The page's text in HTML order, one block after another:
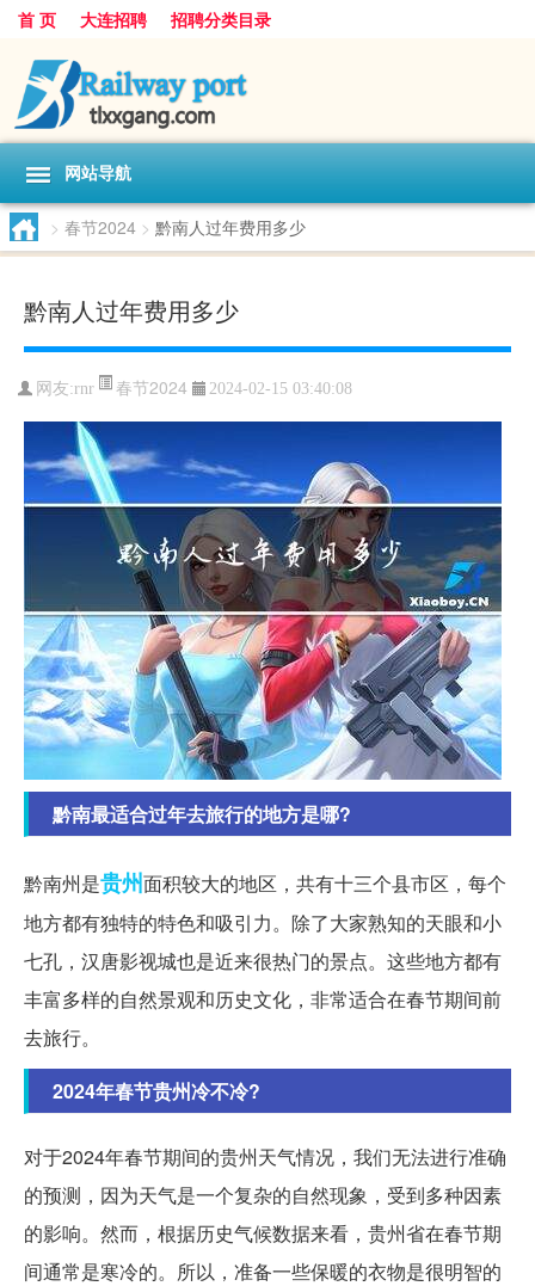
首 页 大连招聘 招聘分类目录
网站导航
> 春节2024 > 黔南人过年费用多少
黔南人过年费用多少
网友:rnr 春节2024 2024-02-15 03:40:08
黔南最适合过年去旅行的地方是哪?
黔南州是贵州面积较大的地区，共有十三个县市区，每个
地方都有独特的特色和吸引力。除了大家熟知的天眼和小
七孔，汉唐影视城也是近来很热门的景点。这些地方都有
丰富多样的自然景观和历史文化，非常适合在春节期间前
去旅行。
2024年春节贵州冷不冷?
对于2024年春节期间的贵州天气情况，我们无法进行准确
的预测，因为天气是一个复杂的自然现象，受到多种因素
的影响。然而，根据历史气候数据来看，贵州省在春节期
间通常是寒冷的。所以，准备一些保暖的衣物是很明智的